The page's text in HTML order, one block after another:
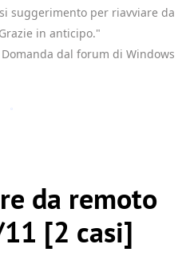
suggerimento per riavviare da
in anticipo."
dal forum di Windows
da remoto
[2 casi]